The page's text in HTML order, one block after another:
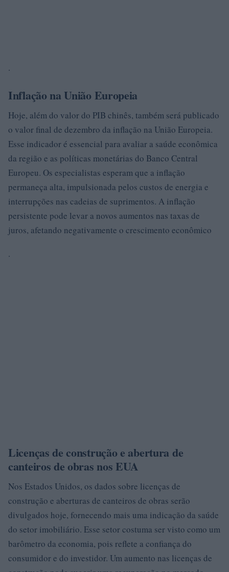
.
Inflação na União Europeia
Hoje, além do valor do PIB chinês, também será publicado
o valor final de dezembro da inflação na União Europeia.
Esse indicador é essencial para avaliar a saúde econômica
da região e as políticas monetárias do Banco Central
Europeu. Os especialistas esperam que a inflação
permaneça alta, impulsionada pelos custos de energia e
interrupções nas cadeias de suprimentos. A inflação
persistente pode levar a novos aumentos nas taxas de
juros, afetando negativamente o crescimento econômico
.
Licenças de construção e abertura de
canteiros de obras nos EUA
Nos Estados Unidos, os dados sobre licenças de
construção e aberturas de canteiros de obras serão
divulgados hoje, fornecendo mais uma indicação da saúde
do setor imobiliário. Esse setor costuma ser visto como um
barômetro da economia, pois reflete a confiança do
consumidor e do investidor. Um aumento nas licenças de